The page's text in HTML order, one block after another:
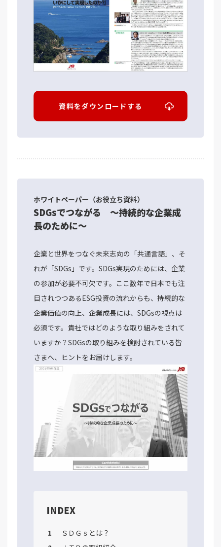
資料をダウンロードする
ホワイトペーパー（お役立ち資料）
SDGsでつながる ～持続的な企業成
長のために～
企業と世界をつなぐ未来志向の「共通言語」、そ
れが「SDGs」です。SDGs実現のためには、企業
の参加が必要不可欠です。ここ数年で日本でも注
目されつつあるESG投資の流れからも、持続的な
企業価値の向上、企業成長には、SDGsの視点は
必須です。貴社ではどのような取り組みをされて
いますか？SDGsの取り組みを検討されている皆
さまへ、ヒントをお届けします。
INDEX
ＳＤＧｓとは？